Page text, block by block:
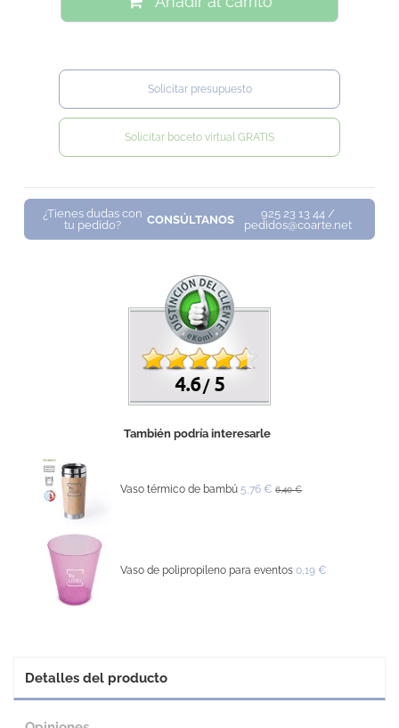
Solicitar presupuesto
Solicitar boceto virtual GRATIS
¿Tienes dudas con
tu pedido?
CONSÚLTANOS
925 23 13 44 /
pedidos@coarte.net
4.6 /5
También podría interesarle
Vaso térmico de bambú 5,76 € 6,40 €
Vaso de polipropileno para eventos 0,19 €
Detalles del producto